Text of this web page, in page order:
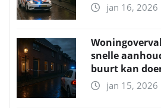
jan 16, 2026
snelle
buurt kan
jan 15, 2026